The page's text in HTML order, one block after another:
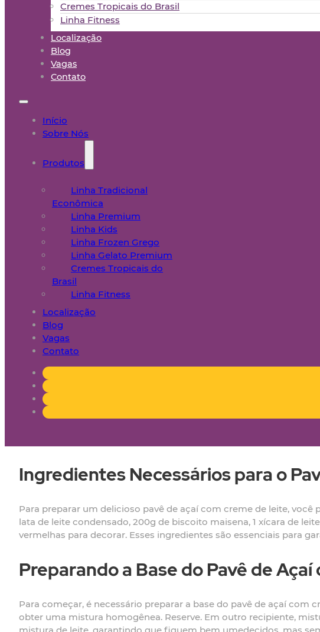
Cremes Tropicais do Brasil
Linha Fitness
Localização
Blog
Vagas
Contato
Início
Sobre Nós
Produtos
Linha Tradicional
Econômica
Linha Premium
Linha Kids
Linha Frozen Grego
Linha Gelato Premium
Cremes Tropicais do
Brasil
Linha Fitness
Localização
Blog
Vagas
Contato
Ingredientes Necessários para o
Para preparar um delicioso pavê de açaí com creme de leite, você
lata de leite condensado, 200g de biscoito maisena, 1 xícara de
vermelhas para decorar. Esses ingredientes são essenciais para
Preparando a Base do Pavê de
Para começar, é necessário preparar a base do pavê de açaí
obter uma mistura homogênea. Reserve. Em outro recipiente,
mistura de leite, garantindo que fiquem bem umedecidos, mas